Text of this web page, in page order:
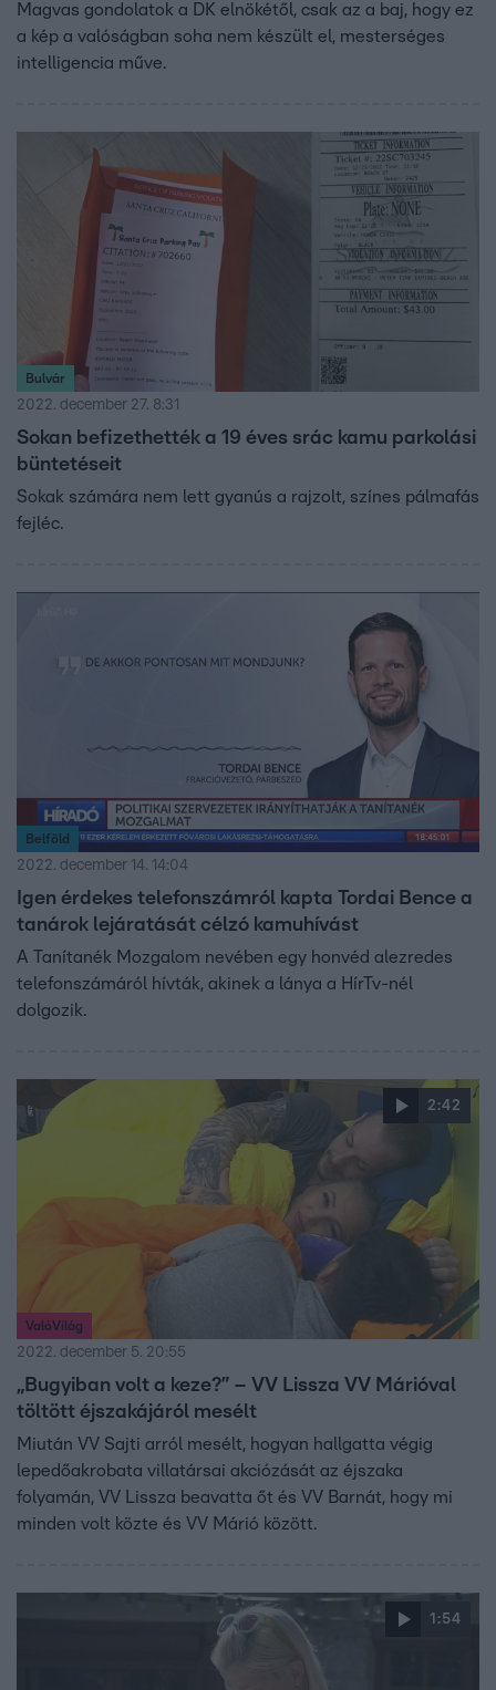
Magvas gondolatok a DK elnökétől, csak az a baj, hogy ez
a kép a valóságban soha nem készült el, mesterséges
intelligencia műve.
Bulvár
2022. december 27. 8:31
Sokan befizethették a 19 éves srác kamu parkolási
büntetéseit
Sokak számára nem lett gyanús a rajzolt, színes pálmafás
fejléc.
Belföld
2022. december 14. 14:04
Igen érdekes telefonszámról kapta Tordai Bence a
tanárok lejáratását célzó kamuhívást
A Tanítanék Mozgalom nevében egy honvéd alezredes
telefonszámáról hívták, akinek a lánya a HírTv-nél
dolgozik.
2:42
ValóVilág
2022. december 5. 20:55
„Bugyiban volt a keze?” – VV Lissza VV Márióval
töltött éjszakájáról mesélt
Miután VV Sajti arról mesélt, hogyan hallgatta végig
lepedőakrobata villatársai akciózását az éjszaka
folyamán, VV Lissza beavatta őt és VV Barnát, hogy mi
minden volt közte és VV Márió között.
1:54